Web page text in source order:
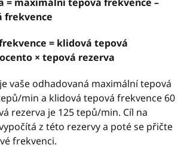
frekvence
= klidová tepová
× tepová rezerva
vaše odhadovaná maximální tepová
min a klidová tepová frekvence 60
rezerva je 125 tepů/min. Cíl na
z této rezervy a poté se přičte
frekvenci.